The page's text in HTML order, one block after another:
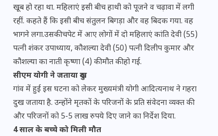
खूब हो रहा था. महिलाएं इसी बीच ​हाथी को पूजने व चढ़ावा में लगी
रहीं. कहते हैं कि इसी बीच संतुलन बिगड़ा और वह बिदक गया. वह
भागने लगा.उसकी चपेट में आए लोगों में दो महिलाएं कांति देवी (55)
पत्नी शंकर उपाध्याय, कौशल्या देवी (50) पत्नी दिलीप कुमार और
कौशल्या का नाती कृष्णा (4) की मौत की हो गई.
सीएम योगी ने जताया दुख
गांव में हुई इस घटना को लेकर मुख्यमंत्री योगी आदित्यनाथ ने गहरा
दुख जताया है. उन्होंने मृतकों के परिजनों के प्रति संवेदना व्यक्त की
और परिजनों को 5-5 लाख रुपये दिए जाने का निर्देश दिया.
4 साल के बच्चे को मिली मौत